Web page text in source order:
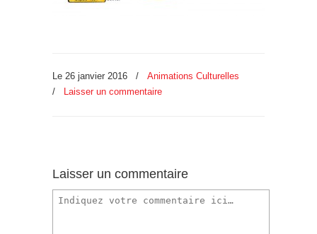
Le 26 janvier 2016 /
Animations Culturelles
/
Laisser un commentaire
Laisser un commentaire